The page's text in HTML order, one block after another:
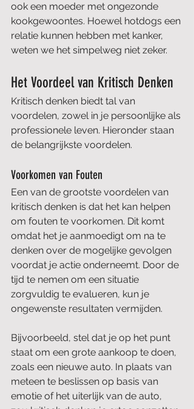
ook een moeder met ongezonde
kookgewoontes. Hoewel hotdogs een
relatie kunnen hebben met kanker,
weten we het simpelweg niet zeker.
Het Voordeel van Kritisch Denken
Kritisch denken biedt tal van
voordelen, zowel in je persoonlijke als
professionele leven. Hieronder staan
de belangrijkste voordelen.
Voorkomen van Fouten
Een van de grootste voordelen van
kritisch denken is dat het kan helpen
om fouten te voorkomen. Dit komt
omdat het je aanmoedigt om na te
denken over de mogelijke gevolgen
voordat je actie onderneemt. Door de
tijd te nemen om een situatie
zorgvuldig te evalueren, kun je
ongewenste resultaten vermijden.
Bijvoorbeeld, stel dat je op het punt
staat om een grote aankoop te doen,
zoals een nieuwe auto. In plaats van
meteen te beslissen op basis van
emotie of het uiterlijk van de auto,